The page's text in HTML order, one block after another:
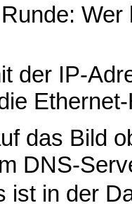
der IP-
das Bild
DNS-
ist in der